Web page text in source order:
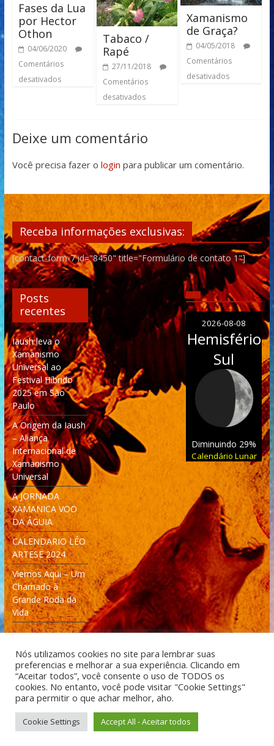
Fases da Lua
por Hector
Othon
04/06/2020
Comentários
desativados
Tabaco /
Rapé
27/11/2018
Comentários
desativados
Xamanismo
de Graça?
04/05/2018
Comentários
desativados
Deixe um comentário
Você precisa fazer o login para publicar um comentário.
Receba informações exclusivas:
[contact-form-7 id="8450" title="Formulário de contato 1"]
Posts
recentes
Iaush leva o
Xamanismo
Universal ao
Festival Híbrido
2025 em São
Paulo
A Origem da Iaush
– Aliança
Internacional de
Xamanismo
Universal
A JORNADA
XAMANICA VOO
DA ÁGUIA
CALENDARIO LÉO
ARTESE 2024
Viemos Aqui – Um
Chamado à
Grande Roda da
Vida
2026-08-08
Hemisfério
Sul
Diminuindo 29%
Calendário Lunar
Desenvolvido: Moleculas4D - Engenharia Espacial e
Tecnologia [moleculas4d.com.br]
Nós utilizamos cookies no site para lembrar suas
preferencias e melhorar a sua experiência. Clicando em
“Aceitar todos”, você consente o uso de TODOS os
cookies. No entanto, você pode visitar "Cookie Settings"
para permitir o que achar melhor, aho.
Cookie Settings Accept All - Aceitar todos